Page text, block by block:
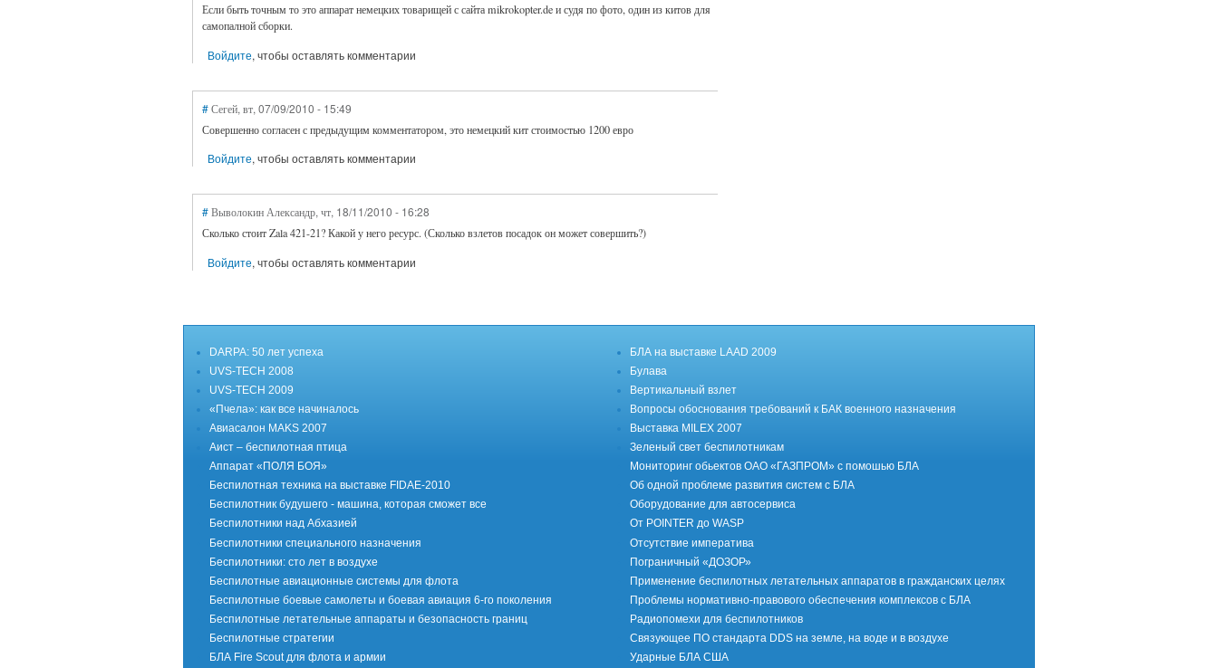
Если быть точным то это аппарат немецких товарищей с сайта mikrokopter.de и судя по фото, один из китов для
самопалной сборки.
Войдите, чтобы оставлять комментарии
#Сегей, вт, 07/09/2010 - 15:49
Совершенно согласен с предыдущим комментатором, это немецкий кит стоимостью 1200 евро
Войдите, чтобы оставлять комментарии
#Выволокин Александр, чт, 18/11/2010 - 16:28
Сколько стоит Zala 421-21? Какой у него ресурс. (Сколько взлетов посадок он может совершить?)
Войдите, чтобы оставлять комментарии
DARPA: 50 лет успеха
UVS-TECH 2008
UVS-TECH 2009
«Пчела»: как все начиналось
Авиасалон MAKS 2007
Аист – беспилотная птица
Аппарат «ПОЛЯ БОЯ»
Беспилотная техника на выставке FIDAE-2010
Беспилотник будушего - машина, которая сможет все
Беспилотники над Абхазией
Беспилотники специального назначения
Беспилотники: сто лет в воздухе
Беспилотные авиационные системы для флота
Беспилотные боевые самолеты и боевая авиация 6-го поколения
Беспилотные летательные аппараты и безопасность границ
Беспилотные стратегии
БЛА Fire Scout для флота и армии
БЛА на выставке LAAD 2009
Булава
Вертикальный взлет
Вопросы обоснования требований к БАК военного назначения
Выставка MILEX 2007
Зеленый свет беспилотникам
Мониторинг обьектов ОАО «ГАЗПРОМ» с помошью БЛА
Об одной проблеме развития систем с БЛА
Оборудование для автосервиса
От POINTER до WASP
Отсутствие императива
Пограничный «ДОЗОР»
Применение беспилотных летательных аппаратов в гражданских целях
Проблемы нормативно-правового обеспечения комплексов с БЛА
Радиопомехи для беспилотников
Связующее ПО стандарта DDS на земле, на воде и в воздухе
Ударные БЛА США